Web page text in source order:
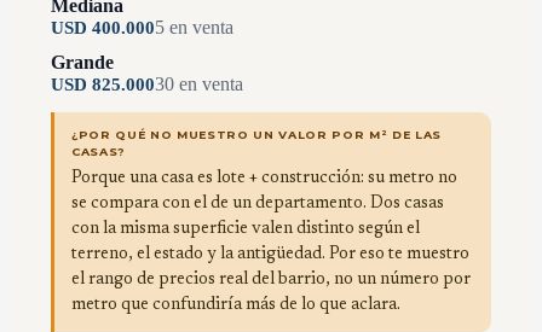
Mediana
USD 400.0005 en venta
Grande
USD 825.00030 en venta
¿POR QUÉ NO MUESTRO UN VALOR POR M² DE LAS
CASAS?
Porque una casa es lote + construcción: su metro no
se compara con el de un departamento. Dos casas
con la misma superficie valen distinto según el
terreno, el estado y la antigüedad. Por eso te muestro
el rango de precios real del barrio, no un número por
metro que confundiría más de lo que aclara.